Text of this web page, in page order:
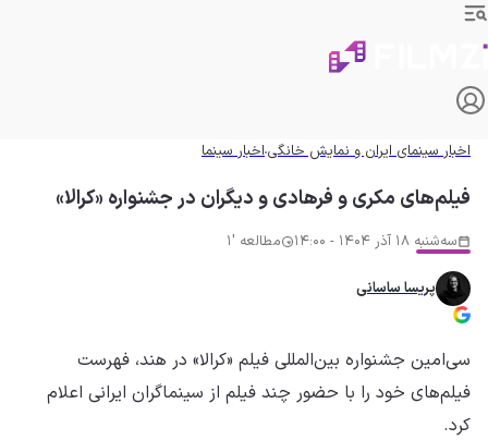
اخبار سینمای ایران و نمایش خانگیاخبار سینما
فیلم‌های مکری و فرهادی و دیگران در جشنواره «کرالا»
سه‌شنبه 18 آذر 1404 - 14:00 مطالعه '1
پریسا ساسانی
سی‌امین جشنواره بین‌المللی فیلم «کرالا» در هند، فهرست
فیلم‌های خود را با حضور چند فیلم از سینماگران ایرانی اعلام
کرد.